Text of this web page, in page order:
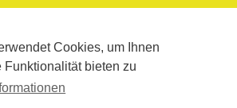
Cookies, um Ihnen
bieten zu